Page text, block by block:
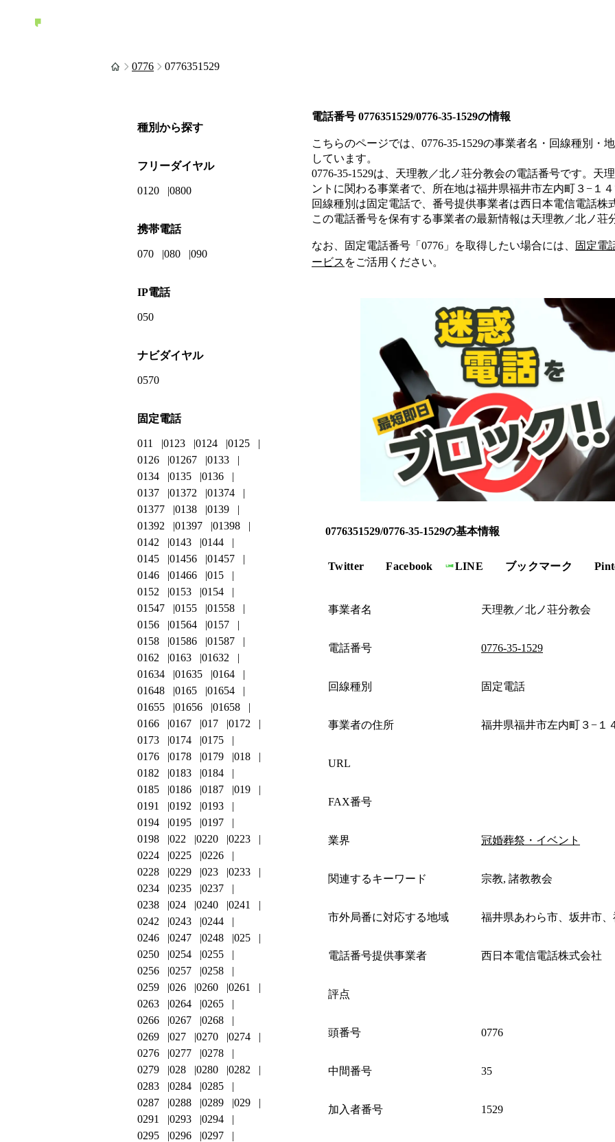
0776 0776351529
電話番号 0776351529/0776-35-1529の情報
こちらのページでは、 0776-35-1529の事業者名・回線種別・
しています。
0776-35-1529は、 天理教／北ノ荘分教会の電話番号です。 天
ント に関わる事業者で、所在地は福井県福井市左内町３−１４
回線種別は固定電話で、番号提供事業者は西日本電信電話株
この電話番号を保有する事業者の最新情報は天理教／北ノ荘
なお、固定電話番号「 0776 」を取得したい場合には、 固定電
ービス をご活用ください。
0776351529/0776-35-1529の基本情報
Twitter Facebook LINE ブックマーク
事業者名 天理教／北ノ荘分教会
電話番号 0776-35-1529
回線種別 固定電話
事業者の住所 福井県福井市左内町３−１
URL
FAX番号
業界 冠婚葬祭・イベント
関連するキーワード 宗教, 諸教教会
市外局番に対応する地域 福井県あわら市、坂井市
電話番号提供事業者 西日本電信電話株式会社
評点
頭番号 0776
中間番号 35
加入者番号 1529
種別から探す
フリーダイヤル
0120 0800
携帯電話
070 080 090
IP電話
050
ナビダイヤル
0570
固定電話
011 0123 0124
0125
0126
01267
0133
0134
0135
0136
0137
01372
01374
01377
0138
0139
01392
01397
01398
0142
0143
0144
0145
01456
01457
0146
01466
015
0152
0153
0154
01547
0155
01558
0156
01564
0157
0158
01586
01587
0162
0163
01632
01634
01635
0164
01648
0165
01654
01655
01656
01658
0166
0167 017
0172
0173
0174
0175
0176
0178 0179
018
0182
0183
0184
0185
0186 0187
019
0191
0192
0193
0194
0195
0197
0198
022 0220
0223
0224
0225
0226
0228
0229 023
0233
0234
0235
0237
0238
024 0240
0241
0242
0243
0244
0246
0247 0248
025
0250
0254
0255
0256
0257
0258
0259
026 0260
0261
0263
0264
0265
0266
0267
0268
0269
027 0270
0274
0276
0277
0278
0279
028 0280
0282
0283
0284
0285
0287
0288 0289
029
0291
0293
0294
0295
0296
0297